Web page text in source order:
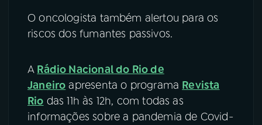
O oncologista também alertou para os
riscos dos fumantes passivos.
A Rádio Nacional do Rio de
Janeiro apresenta o programa Revista
Rio das 11h às 12h, com todas as
informações sobre a pandemia de Covid-